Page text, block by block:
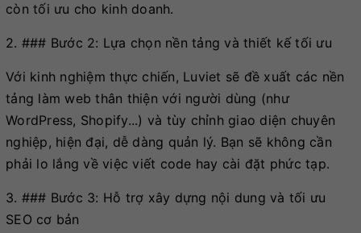
còn tối ưu cho kinh doanh.
2. ### Bước 2: Lựa chọn nền tảng và thiết kế tối ưu
Với kinh nghiệm thực chiến, Luviet sẽ đề xuất các nền
tảng làm web thân thiện với người dùng (như
WordPress, Shopify...) và tùy chỉnh giao diện chuyên
nghiệp, hiện đại, dễ dàng quản lý. Bạn sẽ không cần
phải lo lắng về việc viết code hay cài đặt phức tạp.
3. ### Bước 3: Hỗ trợ xây dựng nội dung và tối ưu
SEO cơ bản